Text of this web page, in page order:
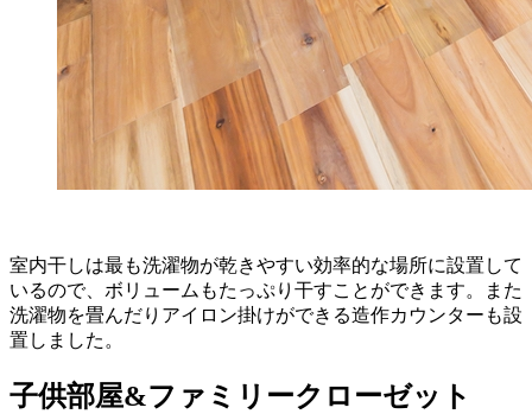
室内干しは最も洗濯物が乾きやすい効率的な場所に設置して
いるので、ボリュームもたっぷり干すことができます。また
洗濯物を畳んだりアイロン掛けができる造作カウンターも設
置しました。
子供部屋&ファミリークローゼット